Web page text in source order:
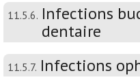
11.5.6. Infections
dentaire
11.5.7. Infections